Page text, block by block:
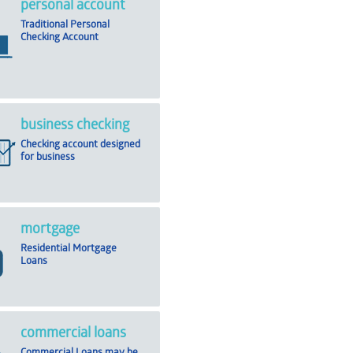
personal account
Traditional Personal
Checking Account
business checking
Checking account designed
for business
mortgage
Residential Mortgage
Loans
commercial loans